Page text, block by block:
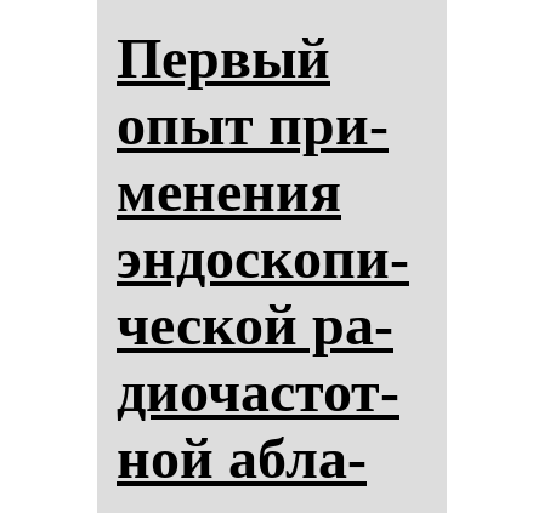
Пер­вый
опыт при­
ме­не­ния
эн­дос­ко­пи­
чес­кой ра­
ди­очас­тот­
ной аб­ла­